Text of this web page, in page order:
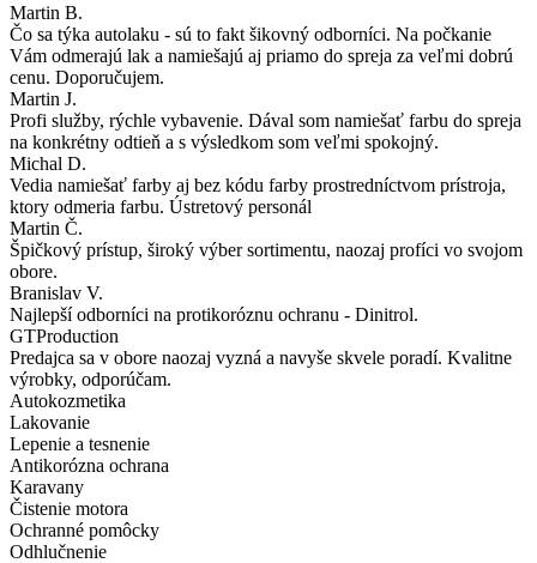
Martin B.
Čo sa týka autolaku - sú to fakt šikovný odborníci. Na počkanie
Vám odmerajú lak a namiešajú aj priamo do spreja za veľmi dobrú
cenu. Doporučujem.
Martin J.
Profi služby, rýchle vybavenie. Dával som namiešať farbu do spreja
na konkrétny odtieň a s výsledkom som veľmi spokojný.
Michal D.
Vedia namiešať farby aj bez kódu farby prostredníctvom prístroja,
ktory odmeria farbu. Ústretový personál
Martin Č.
Špičkový prístup, široký výber sortimentu, naozaj profíci vo svojom
obore.
Branislav V.
Najlepší odborníci na protikoróznu ochranu - Dinitrol.
GTProduction
Predajca sa v obore naozaj vyzná a navyše skvele poradí. Kvalitne
výrobky, odporúčam.
Autokozmetika
Lakovanie
Lepenie a tesnenie
Antikorózna ochrana
Karavany
Čistenie motora
Ochranné pomôcky
Odhlučnenie